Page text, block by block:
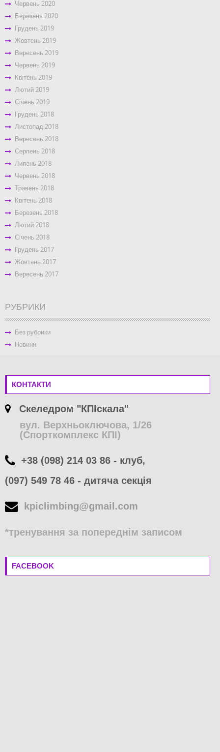
Червень 2020
Березень 2020
Грудень 2019
Жовтень 2019
Вересень 2019
Червень 2019
Квітень 2019
Лютий 2019
Січень 2019
Грудень 2018
Листопад 2018
Вересень 2018
Серпень 2018
Липень 2018
Червень 2018
Травень 2018
Квітень 2018
Березень 2018
Лютий 2018
Січень 2018
Грудень 2017
Жовтень 2017
Вересень 2017
РУБРИКИ
Без рубрики
Новини
КОНТАКТИ
Скеледром "КПІскала"
вул. Верхньоключова, 1/26
(Спорткомплекс КПІ)
+38 (098) 214 03 86 - клуб,
(097) 549 78 46 - дитяча секція
kpiclimbing@gmail.com
*тренування за попереднім записом
FACEBOOK